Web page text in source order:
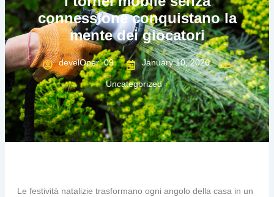
f
connessione conquistano la
mente dei giocatori
develOper_09 January 10, 2026
Uncategorized
Le festività natalizie trasformano ogni angolo della casa in un